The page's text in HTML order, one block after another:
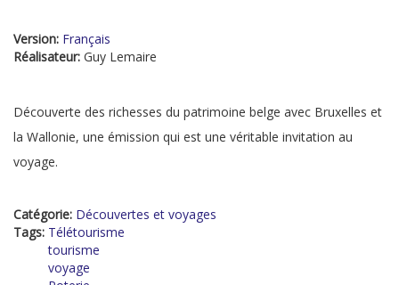
Version: Français
Réalisateur: Guy Lemaire
Découverte des richesses du patrimoine belge avec Bruxelles et
la Wallonie, une émission qui est une véritable invitation au
voyage.
Catégorie: Découvertes et voyages
Tags: Télétourisme
tourisme
voyage